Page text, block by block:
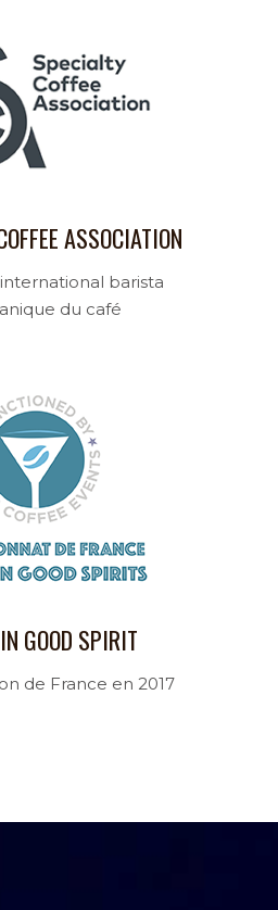
ASSOCIATION
barista
du café
GOOD SPIRIT
de France en 2017